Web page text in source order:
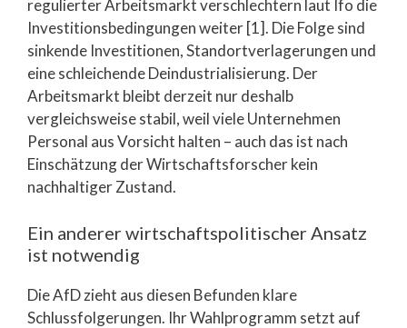
regulierter Arbeitsmarkt verschlechtern laut Ifo die
Investitionsbedingungen weiter [1]. Die Folge sind
sinkende Investitionen, Standortverlagerungen und
eine schleichende Deindustrialisierung. Der
Arbeitsmarkt bleibt derzeit nur deshalb
vergleichsweise stabil, weil viele Unternehmen
Personal aus Vorsicht halten – auch das ist nach
Einschätzung der Wirtschaftsforscher kein
nachhaltiger Zustand.
Ein anderer wirtschaftspolitischer Ansatz
ist notwendig
Die AfD zieht aus diesen Befunden klare
Schlussfolgerungen. Ihr Wahlprogramm setzt auf